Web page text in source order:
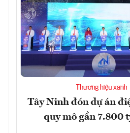
Thương hiệu xanh
Tây Ninh đón dự án
quy mô gần 7.800